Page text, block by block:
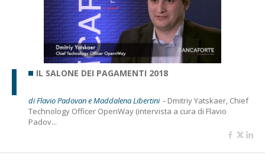
IL SALONE DEI PAGAMENTI 2018
di Flavio Padovan e Maddalena Libertini - Dmitriy Yatskaer, Chief
Technology Officer OpenWay (intervista a cura di Flavio
Padov...